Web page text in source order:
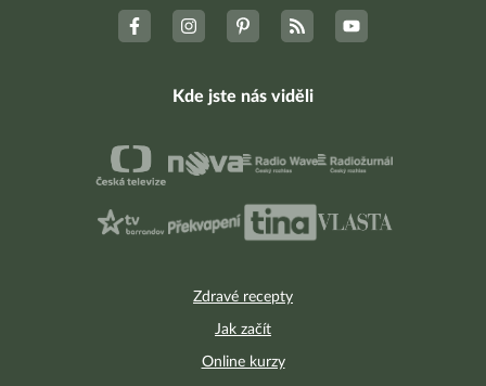
Zdravé recepty
Jak začít
Online kurzy
Kde jste nás viděli